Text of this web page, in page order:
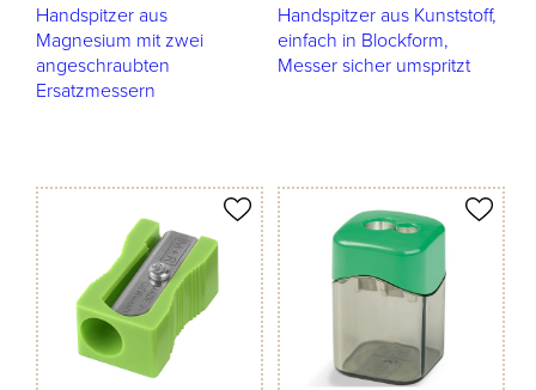
Handspitzer aus
Magnesium mit zwei
angeschraubten
Ersatzmessern
Handspitzer aus Kunststoff,
einfach in Blockform,
Messer sicher umspritzt
merken Produkt merken